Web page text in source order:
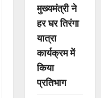
मुख्यमंत्री ने
हर घर तिरंगा
यात्रा
कार्यक्रम में
किया
प्रतिभाग